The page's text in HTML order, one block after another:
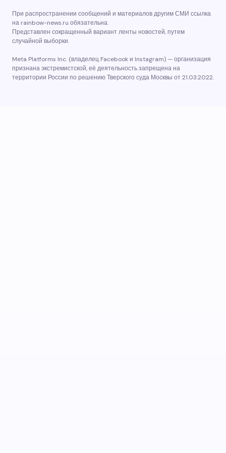
При распространении сообщений и материалов другим СМИ ссылка
на rainbow-news.ru обязательна.
Представлен сокращенный вариант ленты новостей, путем
случайной выборки.
Meta Platforms Inc. (владелец Facebook и Instagram) — организация
признана экстремистской, её деятельность запрещена на
территории России по решению Тверского суда Москвы от 21.03.2022.